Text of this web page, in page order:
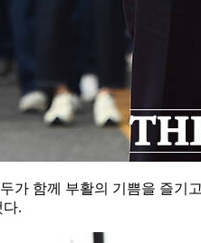
가 함께 부활의 기쁨을 즐
.